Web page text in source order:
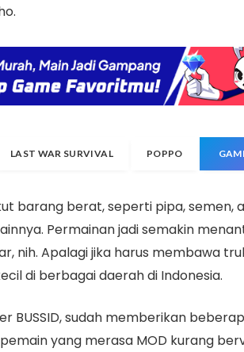
LAST WAR SURVIVAL POPPO
barang berat, seperti pipa, semen,
Permainan jadi semakin
nih. Apalagi jika harus membawa
di berbagai daerah di Indonesia.
BUSSID, sudah memberikan
yang merasa MOD kurang